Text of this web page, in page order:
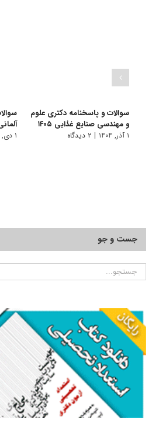
سوالات و پاسخنامه دکتری علوم
و مهندسی صنایع غذایی ۱۴۰۵
۱ آذر, ۱۴۰۴ | ۲ دیدگاه ۱ دی, ۱۴۰۳
جست و جو
جستجو